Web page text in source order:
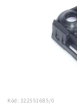
Kód: 322551685/0